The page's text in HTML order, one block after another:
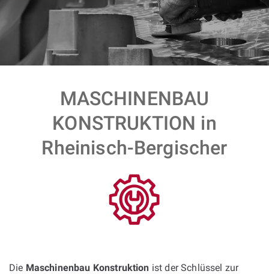
MASCHINENBAU
KONSTRUKTION in
Rheinisch-Bergischer
Die Maschinenbau Konstruktion ist der Schlüssel zur